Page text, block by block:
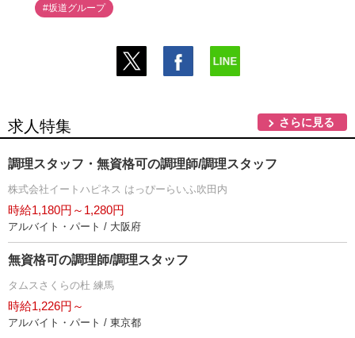
#坂道グループ
求人特集 さらに見る
調理スタッフ・無資格可の調理師/調理スタッフ
株式会社イートハピネス はっぴーらいふ吹田内
時給1,180円～1,280円
アルバイト・パート / 大阪府
無資格可の調理師/調理スタッフ
タムスさくらの杜 練馬
時給1,226円～
アルバイト・パート / 東京都